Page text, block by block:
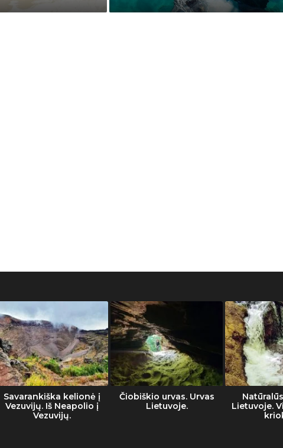
Savarankiška kelionė į
Vezuvijų. Iš Neapolio į
Vezuvijų.
Čiobiškio urvas. Urvas
Lietuvoje.
Lietuvoje.